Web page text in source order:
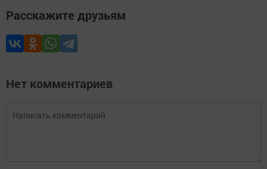
Расскажите друзьям
Нет комментариев